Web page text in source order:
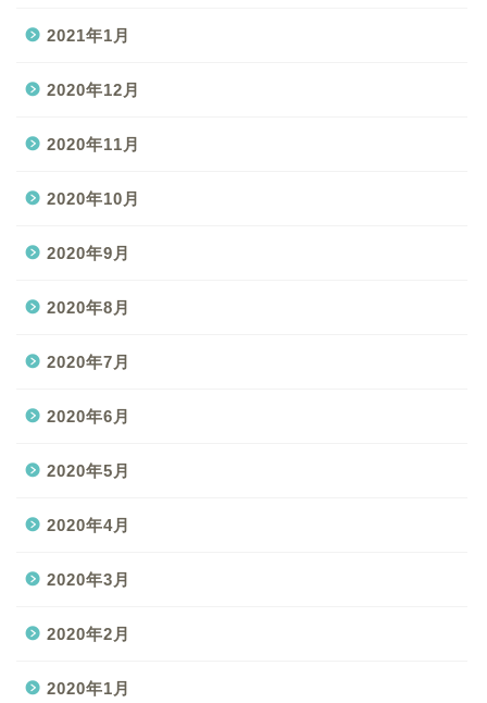
2021年1月
2020年12月
2020年11月
2020年10月
2020年9月
2020年8月
2020年7月
2020年6月
2020年5月
2020年4月
2020年3月
2020年2月
2020年1月